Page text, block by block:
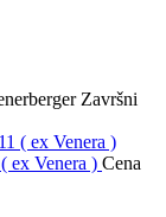
Završni
ex Venera ) Cena